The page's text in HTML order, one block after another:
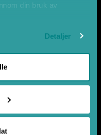
din bruk av
Detaljer